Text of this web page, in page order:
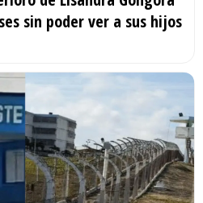
sin poder ver a sus hijos